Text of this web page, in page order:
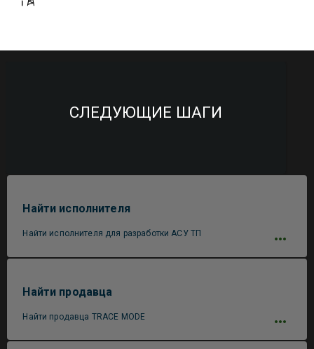
СЛЕДУЮЩИЕ ШАГИ
Найти исполнителя
Найти исполнителя для разработки АСУ ТП
Найти продавца
Найти продавца TRACE MODE